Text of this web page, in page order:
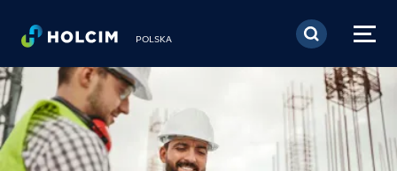
Przejdź do treści
POLSKA